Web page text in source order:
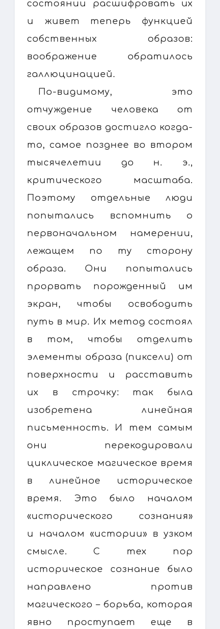
состоянии расшифровать их
и живет теперь функцией
собственных образов:
воображение обратилось
галлюцинацией.
По-видимому, это
отчуждение человека от
своих образов достигло когда-
то, самое позднее во втором
тысячелетии до н. э.,
критического масштаба.
Поэтому отдельные люди
попытались вспомнить о
первоначальном намерении,
лежащем по ту сторону
образа. Они попытались
прорвать порожденный им
экран, чтобы освободить
путь в мир. Их метод состоял
в том, чтобы отделить
элементы образа (пиксели) от
поверхности и расставить
их в строчку: так была
изобретена линейная
письменность. И тем самым
они перекодировали
циклическое магическое время
в линейное историческое
время. Это было началом
«исторического сознания»
и началом «истории» в узком
смысле. С тех пор
историческое сознание было
направлено против
магического – борьба, которая
явно проступает еще в